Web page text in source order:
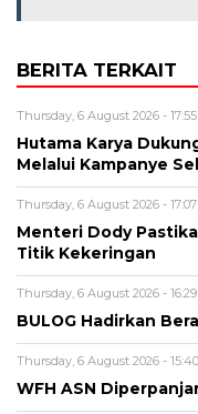
BERITA TERKAIT
Thursday, 6 August 2026 -
Hutama Karya
Melalui Kampanye
Thursday, 6 August 2026 -
Menteri Dody
Titik Kekeringan
Thursday, 6 August 2026 -
BULOG Hadirkan
Thursday, 6 August 2026 -
WFH ASN